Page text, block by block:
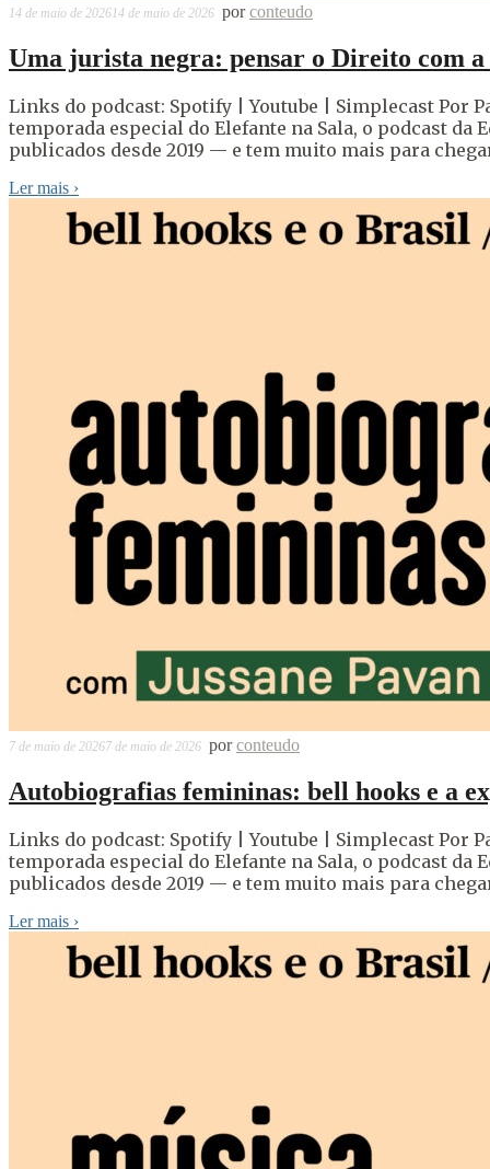
14 de maio de 202614 de maio de 2026 porconteudo
Uma jurista negra: pensar o Direito com a
Links do podcast: Spotify | Youtube | Simplecast Por
temporada especial do Elefante na Sala, o podcast da
publicados desde 2019 — e tem muito mais para
Ler mais ›
7 de maio de 20267 de maio de 2026 porconteudo
Autobiografias femininas: bell hooks e a
Links do podcast: Spotify | Youtube | Simplecast Por
temporada especial do Elefante na Sala, o podcast da
publicados desde 2019 — e tem muito mais para
Ler mais ›